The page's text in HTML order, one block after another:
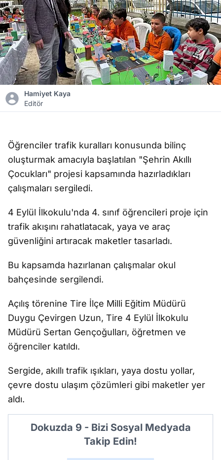
Hamiyet Kaya
Editör
Öğrenciler trafik kuralları konusunda bilinç
oluşturmak amacıyla başlatılan "Şehrin Akıllı
Çocukları" projesi kapsamında hazırladıkları
çalışmaları sergiledi.
4 Eylül İlkokulu'nda 4. sınıf öğrencileri proje için
trafik akışını rahatlatacak, yaya ve araç
güvenliğini artıracak maketler tasarladı.
Bu kapsamda hazırlanan çalışmalar okul
bahçesinde sergilendi.
Açılış törenine Tire İlçe Milli Eğitim Müdürü
Duygu Çevirgen Uzun, Tire 4 Eylül İlkokulu
Müdürü Sertan Gençoğulları, öğretmen ve
öğrenciler katıldı.
Sergide, akıllı trafik ışıkları, yaya dostu yollar,
çevre dostu ulaşım çözümleri gibi maketler yer
aldı.
Dokuzda 9 - Bizi Sosyal Medyada
Takip Edin!